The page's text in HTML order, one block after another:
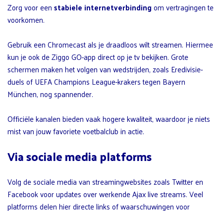
Zorg voor eenstabiele internetverbindingom vertragingen te
voorkomen.
Gebruik een Chromecast als je draadloos wilt streamen. Hiermee
kun je ook de Ziggo GO-app direct op je tv bekijken. Grote
schermen maken het volgen van wedstrijden, zoals Eredivisie-
duels of UEFA Champions League-krakers tegen Bayern
München, nog spannender.
Officiële kanalen bieden vaak hogere kwaliteit, waardoor je niets
mist van jouw favoriete voetbalclub in actie.
Via sociale media platforms
Volg de sociale media van streamingwebsites zoals Twitter en
Facebook voor updates over werkende Ajax live streams. Veel
platforms delen hier directe links of waarschuwingen voor